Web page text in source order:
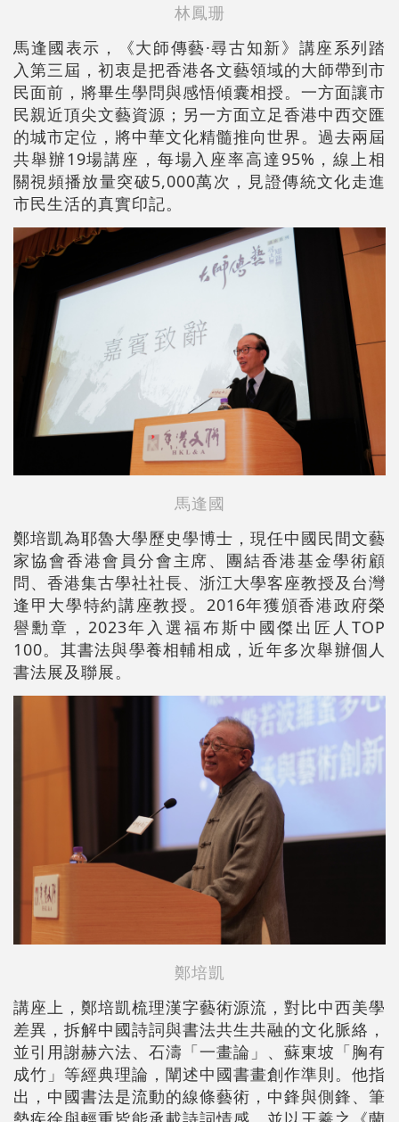
林鳳珊
馬逢國表示，《大師傳藝·尋古知新》講座系列踏
入第三屆，初衷是把香港各文藝領域的大師帶到市
民面前，將畢生學問與感悟傾囊相授。一方面讓市
民親近頂尖文藝資源；另一方面立足香港中西交匯
的城市定位，將中華文化精髓推向世界。過去兩屆
共舉辦19場講座，每場入座率高達95%，線上相
關視頻播放量突破5,000萬次，見證傳統文化走進
市民生活的真實印記。
馬逢國
鄭培凱為耶魯大學歷史學博士，現任中國民間文藝
家協會香港會員分會主席、團結香港基金學術顧
問、香港集古學社社長、浙江大學客座教授及台灣
逢甲大學特約講座教授。2016年獲頒香港政府榮
譽勳章，2023年入選福布斯中國傑出匠人TOP
100。其書法與學養相輔相成，近年多次舉辦個人
書法展及聯展。
鄭培凱
講座上，鄭培凱梳理漢字藝術源流，對比中西美學
差異，拆解中國詩詞與書法共生共融的文化脈絡，
並引用謝赫六法、石濤「一畫論」、蘇東坡「胸有
成竹」等經典理論，闡述中國書畫創作準則。他指
出，中國書法是流動的線條藝術，中鋒與側鋒、筆